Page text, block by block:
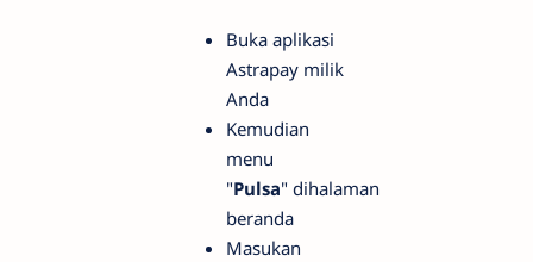
Buka aplikasi
Astrapay milik
Anda
Kemudian
menu
"Pulsa" dihalaman
beranda
Masukan